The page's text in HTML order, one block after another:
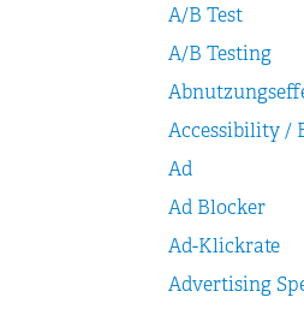
A/B Test
A/B Testing
Accessibility /
Ad
Ad Blocker
Ad-Klickrate
Advertising